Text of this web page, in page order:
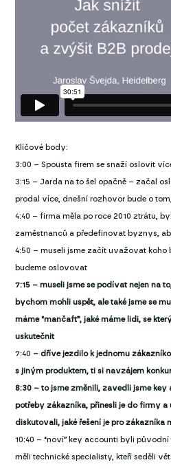
Klíčové body:
3:00 – Spousta firem se snaží oslovit
3:15 – Jarda na to šel opačně – začal
prodal více, dnešní rozhovor bude o
4:40 – firma měla po roce 2010 ztrátu,
zaměstnanců a předefinovat byznys,
4:50 – museli jsme začít uvažovat koho
budeme oslovovat
7:15 – museli jsme se podívat nejen na
bychom mohli uspět, ale také jsme se
máme “mančaft”, jaké máme lidi, se
uskutečnit
7:40 – dříve jezdilo k jednomu
s jiným produktem, ti si navzájem
8:30 – to jsme změnili, zavedli jsme
potřeby zákazníka, přinesli je do firmy
diskutovali, jaké řešení je pro zákazníka
10:40 – “noví” key accounti byli
měli technické specialisty, kteří seděli